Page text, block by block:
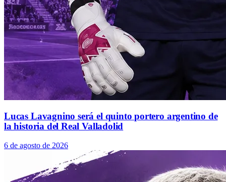
Lucas Lavagnino será el quinto portero argentino de
la historia del Real Valladolid
6 de agosto de 2026